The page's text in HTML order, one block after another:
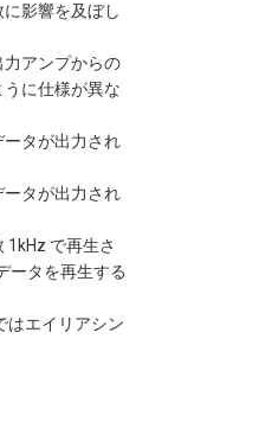
影響を及ぼし
力アンプからの
に仕様が異な
タが出力され
タが出力され
1kHz で再生さ
ータを再生する
はエイリアシン